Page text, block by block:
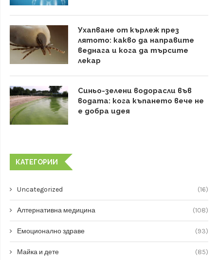
Ухапване от кърлеж през
лятото: какво да направите
веднага и кога да търсите
лекар
Синьо-зелени водорасли във
водата: кога къпането вече не
е добра идея
КАТЕГОРИИ
Uncategorized (16)
Алтернативна медицина (108)
Емоционално здраве (93)
Майка и дете (85)